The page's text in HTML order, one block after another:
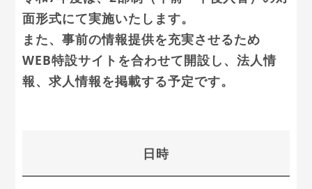
面形式にて実施いたします。
また、事前の情報提供を充実させるため
WEB特設サイトを合わせて開設し、法人情
報、求人情報を掲載する予定です。
日時